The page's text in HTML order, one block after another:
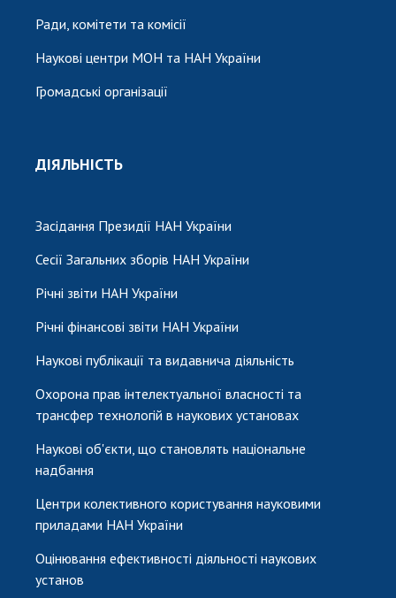
Ради, комітети та комісії
Наукові центри МОН та НАН України
Громадські організації
ДІЯЛЬНІСТЬ
Засідання Президії НАН України
Сесії Загальних зборів НАН України
Річні звіти НАН України
Річні фінансові звіти НАН України
Наукові публікації та видавнича діяльність
Охорона прав інтелектуальної власності та
трансфер технологій в наукових установах
Наукові об'єкти, що становлять національне
надбання
Центри колективного користування науковими
приладами НАН України
Оцінювання ефективності діяльності наукових
установ